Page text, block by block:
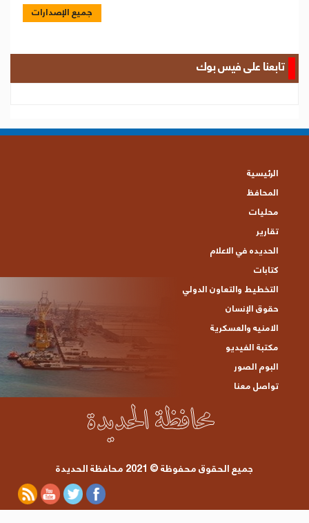
جميع الإصدارات
تابعنا على فيس بوك
الرئيسية
المحافظ
محليات
تقارير
الحديده في الاعلام
كتابات
التخطيط والتعاون الدولي
حقوق الإنسان
الامنيه والعسكرية
مكتبة الفيديو
البوم الصور
تواصل معنا
جميع الحقوق محفوظة © 2021 محافظة الحديدة